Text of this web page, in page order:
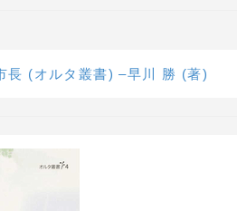
長 (オルタ叢書) –早川 勝 (著)